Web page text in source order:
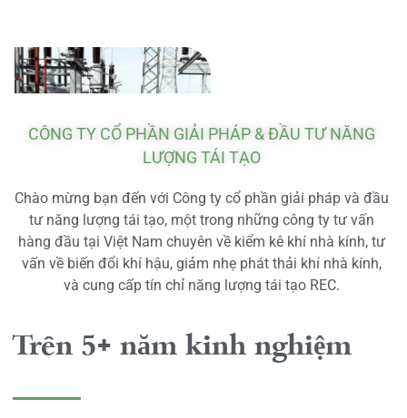
CÔNG TY CỔ PHẦN GIẢI PHÁP & ĐẦU TƯ NĂNG
LƯỢNG TÁI TẠO
Chào mừng bạn đến với Công ty cổ phần giải pháp và đầu
tư năng lượng tái tạo, một trong những công ty tư vấn
hàng đầu tại Việt Nam chuyên về kiểm kê khí nhà kính, tư
vấn về biến đổi khí hậu, giảm nhẹ phát thải khí nhà kính,
và cung cấp tín chỉ năng lượng tái tạo REC.
Trên 5+ năm kinh nghiệm